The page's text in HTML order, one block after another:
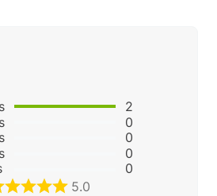
2
0
0
0
0
5.0